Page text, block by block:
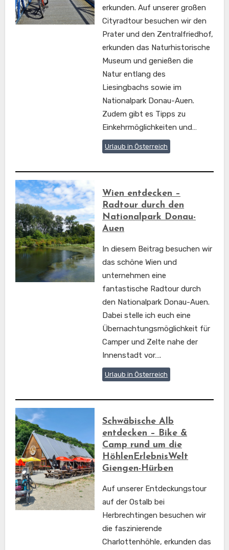
erkunden. Auf unserer großen
Cityradtour besuchen wir den
Prater und den Zentralfriedhof,
erkunden das Naturhistorische
Museum und genießen die
Natur entlang des
Liesingbachs sowie im
Nationalpark Donau-Auen.
Zudem gibt es Tipps zu
Einkehrmöglichkeiten und…
Urlaub in Österreich
Wien entdecken –
Radtour durch den
Nationalpark Donau-
Auen
In diesem Beitrag besuchen wir
das schöne Wien und
unternehmen eine
fantastische Radtour durch
den Nationalpark Donau-Auen.
Dabei stelle ich euch eine
Übernachtungsmöglichkeit für
Camper und Zelte nahe der
Innenstadt vor….
Urlaub in Österreich
Schwäbische Alb
entdecken – Bike &
Camp rund um die
HöhlenErlebnisWelt
Giengen-Hürben
Auf unserer Entdeckungstour
auf der Ostalb bei
Herbrechtingen besuchen wir
die faszinierende
Charlottenhöhle, erkunden das